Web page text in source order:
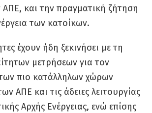
και την πραγματική ζήτηση
των κατοίκων.
έχουν ήδη ξεκινήσει με τη
μετρήσεων για τον
πιο κατάλληλων χώρων
ΑΠΕ και τις άδειες λειτουργίας
Αρχής Ενέργειας, ενώ επίσης